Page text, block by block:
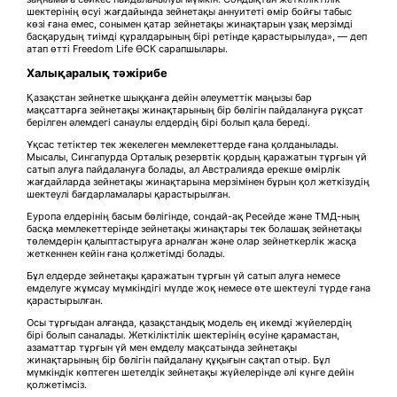
шектерінің өсуі жағдайында зейнетақы аннуитеті өмір бойғы табыс
көзі ғана емес, сонымен қатар зейнетақы жинақтарын ұзақ мерзімді
басқарудың тиімді құралдарының бірі ретінде қарастырылуда», — деп
атап өтті Freedom Life ӨСК сарапшылары.
Халықаралық тәжірибе
Қазақстан зейнетке шыққанға дейін әлеуметтік маңызы бар
мақсаттарға зейнетақы жинақтарының бір бөлігін пайдалануға рұқсат
берілген әлемдегі санаулы елдердің бірі болып қала береді.
Ұқсас тетіктер тек жекелеген мемлекеттерде ғана қолданылады.
Мысалы, Сингапурда Орталық резервтік қордың қаражатын тұрғын үй
сатып алуға пайдалануға болады, ал Австралияда ерекше өмірлік
жағдайларда зейнетақы жинақтарына мерзімінен бұрын қол жеткізудің
шектеулі бағдарламалары қарастырылған.
Еуропа елдерінің басым бөлігінде, сондай-ақ Ресейде және ТМД-ның
басқа мемлекеттерінде зейнетақы жинақтары тек болашақ зейнетақы
төлемдерін қалыптастыруға арналған және олар зейнеткерлік жасқа
жеткеннен кейін ғана қолжетімді болады.
Бұл елдерде зейнетақы қаражатын тұрғын үй сатып алуға немесе
емделуге жұмсау мүмкіндігі мүлде жоқ немесе өте шектеулі түрде ғана
қарастырылған.
Осы тұрғыдан алғанда, қазақстандық модель ең икемді жүйелердің
бірі болып саналады. Жеткіліктілік шектерінің өсуіне қарамастан,
азаматтар тұрғын үй мен емделу мақсатында зейнетақы
жинақтарының бір бөлігін пайдалану құқығын сақтап отыр. Бұл
мүмкіндік көптеген шетелдік зейнетақы жүйелерінде әлі күнге дейін
қолжетімсіз.